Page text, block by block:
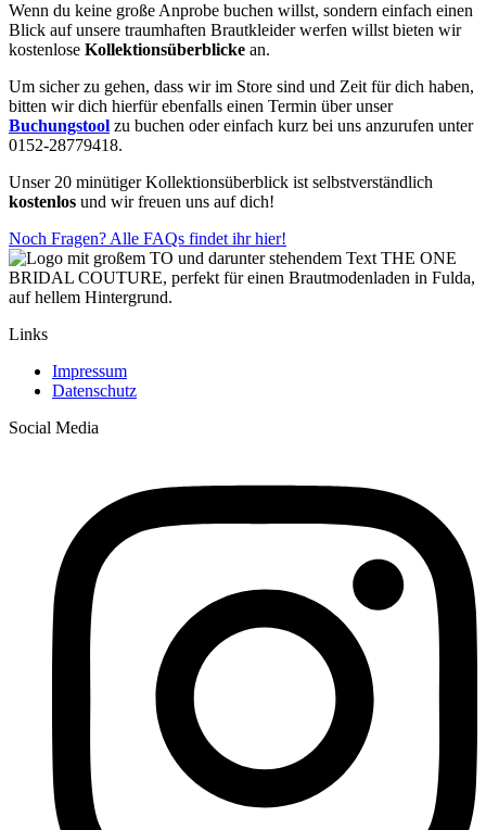
Wenn du keine große Anprobe buchen willst, sondern einfach einen
Blick auf unsere traumhaften Brautkleider werfen willst bieten wir
kostenlose Kollektionsüberblicke an.
Um sicher zu gehen, dass wir im Store sind und Zeit für dich haben,
bitten wir dich hierfür ebenfalls einen Termin über unser
Buchungstool zu buchen oder einfach kurz bei uns anzurufen unter
0152-28779418.
Unser 20 minütiger Kollektionsüberblick ist selbstverständlich
kostenlos und wir freuen uns auf dich!
Noch Fragen? Alle FAQs findet ihr hier!
Links
Impressum
Datenschutz
Social Media